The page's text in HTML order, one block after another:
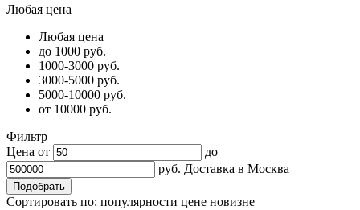
Любая цена
Любая цена
до 1000 руб.
1000-3000 руб.
3000-5000 руб.
5000-10000 руб.
от 10000 руб.
Фильтр
Цена от
до
руб. Доставка в Москва
Сортировать по: популярности цене новизне